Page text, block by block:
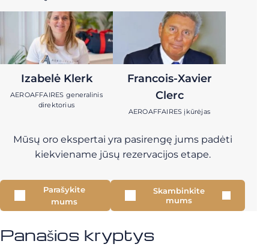
Izabelė Klerk
AEROAFFAIRES generalinis
direktorius
Francois-Xavier
Clerc
AEROAFFAIRES įkūrėjas
Mūsų oro ekspertai yra pasirengę jums padėti
kiekviename jūsų rezervacijos etape.
Parašykite
mums
Skambinkite
mums
Panašios kryptys